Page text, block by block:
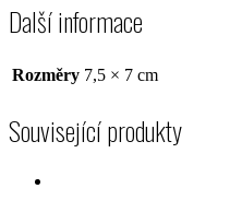
Další informace
Rozměry 7,5 × 7 cm
Související produkty